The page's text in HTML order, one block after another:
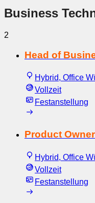
Business
2
Head of
Hybrid, Office
Vollzeit
Festanstellung
Product
Hybrid, Office
Vollzeit
Festanstellung